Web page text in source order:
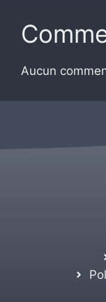
Aucun